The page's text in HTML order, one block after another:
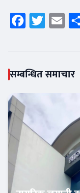
सम्बन्धित समाचार